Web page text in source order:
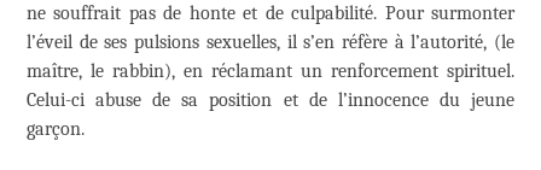
ne souffrait pas de honte et de culpabilité. Pour surmonter
l’éveil de ses pulsions sexuelles, il s’en réfère à l’autorité, (le
maître, le rabbin), en réclamant un renforcement spirituel.
Celui-ci abuse de sa position et de l’innocence du jeune
garçon.